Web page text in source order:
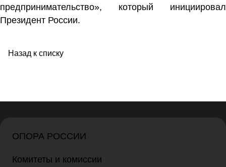
предпринимательство», который инициировал
Президент России.
Назад к списку
ОПОРА РОССИИ
Комитеты и комиссии